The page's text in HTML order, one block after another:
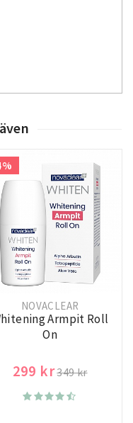
NOVACLEAR
Armpit Roll
On
299 kr349 kr